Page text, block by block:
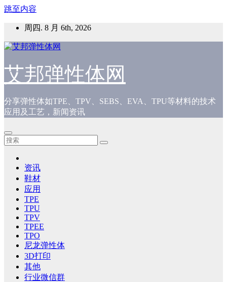
跳至内容
周四. 8 月 6th, 2026
艾邦弹性体网
分享弹性体如TPE、TPV、SEBS、EVA、TPU等材料的技术
应用及工艺，新闻资讯
资讯
鞋材
应用
TPE
TPU
TPV
TPEE
TPO
尼龙弹性体
3D打印
其他
行业微信群